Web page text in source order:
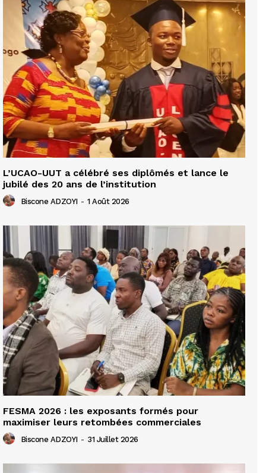
L’UCAO-UUT a célébré ses diplômés et lance le
jubilé des 20 ans de l’institution
Biscone ADZOYI - 1 Août 2026
FESMA 2026 : les exposants formés pour
maximiser leurs retombées commerciales
Biscone ADZOYI - 31 Juillet 2026